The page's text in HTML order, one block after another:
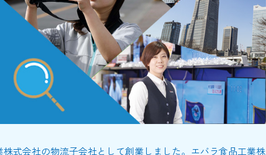
式会社の物流子会社として創業しました。エバラ食品工業株